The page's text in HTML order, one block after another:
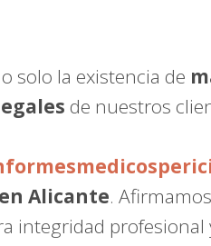
solo la existencia de
de nuestros
Alicante.
integridad profesional